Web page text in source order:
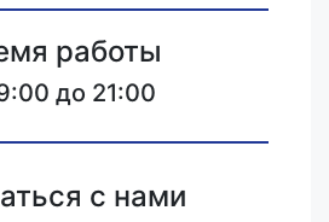
работы
до 21:00
с нами